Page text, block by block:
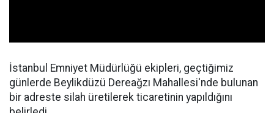
İstanbul Emniyet Müdürlüğü ekipleri, geçtiğimiz
günlerde Beylikdüzü Dereağzı Mahallesi'nde bulunan
bir adreste silah üretilerek ticaretinin yapıldığını